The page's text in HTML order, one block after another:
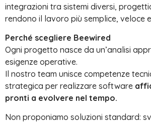
integrazioni tra sistemi diversi,
rendono il lavoro più semplice, veloce
Perché scegliere Beewired
Ogni progetto nasce da un’analisi
esigenze operative.
Il nostro team unisce competenze
strategica per realizzare software
pronti a evolvere nel tempo.
Non proponiamo soluzioni standard: